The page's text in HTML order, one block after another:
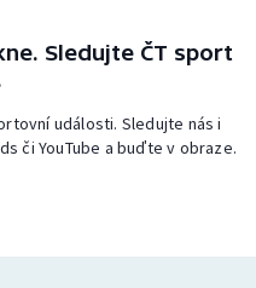
Sledujte ČT sport
události. Sledujte nás i
či YouTube a buďte v obraze.